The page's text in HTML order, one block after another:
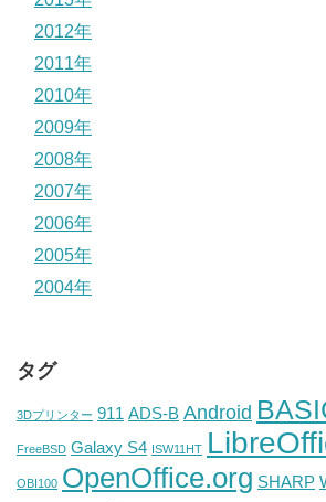
2012年
2011年
2010年
2009年
2008年
2007年
2006年
2005年
2004年
タグ
3Dプリンター 911 ADS-B Android
FreeBSD Galaxy S4 ISW11HT
OBI100 OpenOffice.org SHARP